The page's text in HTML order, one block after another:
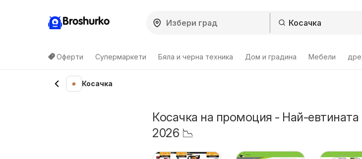
Broshurko
Оферти Супермаркети Бяла и черна техника Дом и градина Мебели
Косачка
Косачка на промоция - Най-евтината
2026 📉